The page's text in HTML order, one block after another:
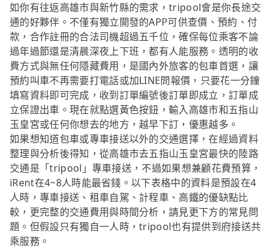
如你有往返高雄市與新竹縣的需求，tripool會是你長途交
通的好夥伴。不僅有獨立開發的APP可供查價、預約、付
款，合作註冊的合法司機超過五千位，確保每位乘客不論
過年過節還是清晨深夜上下班，都有人能服務。透明的收
費方式與無任何隱藏費用，是國內外旅客的包車首選，讓
預約叫車不再需要打電話或加LINE問報價，只要花一分鐘
填寫資料即可完成，收到訂單編號後訂單即成立，訂單成
立保證出車。現在就點選黃色按鈕，輸入高雄市和五指山
玉皇宮或任何你想去的地方，越早下訂，優惠越多。
如果想知道包車或專車接送以外的交通選擇，在經過資料
整理與分析後得知，從高雄市去五指山玉皇宮最快的陸路
交通是「tripool」專車接送，不過如果想兼顧花費預算，
iRent在4~8人時能最省錢。以下表格中的資料是預設在4
人時，專車接送、租車自駕、計程車、高鐵的優缺點比
較，更完整的交通費用與時間分析，請見更下方的常見問
題。但假設只有獨自一人時，tripool也有提供到府接送共
乘服務。